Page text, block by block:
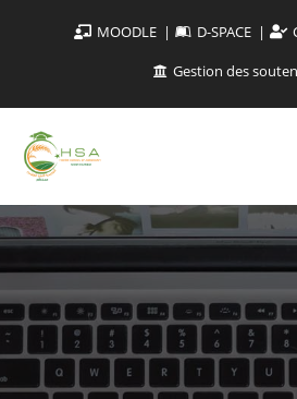
MOODLE D-SPACE
Gestion des